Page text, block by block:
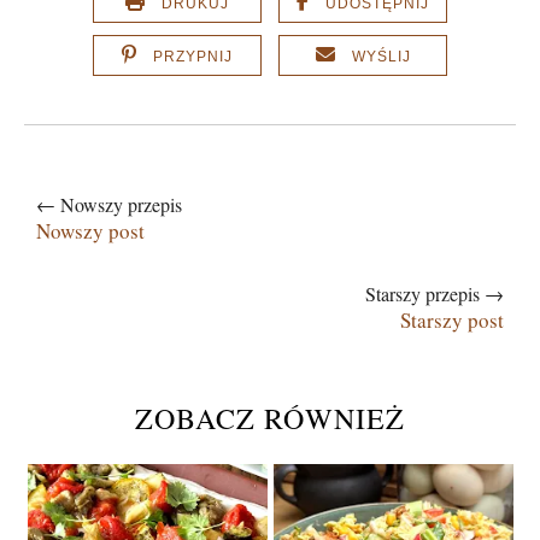
PRZYPNIJ WYŚLIJ
← Nowszy przepis
Nowszy post
Starszy przepis →
Starszy post
ZOBACZ RÓWNIEŻ